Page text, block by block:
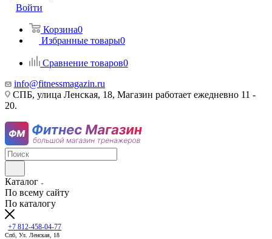
Войти
Корзина0
Избранные товары0
Сравнение товаров0
info@fitnessmagazin.ru
СПБ, улица Ленская, 18, Магазин работает ежедневно 11 -
20.
Каталог
По всему сайту
По каталогу
+7 812-458-04-77
Спб, Ул. Ленская, 18